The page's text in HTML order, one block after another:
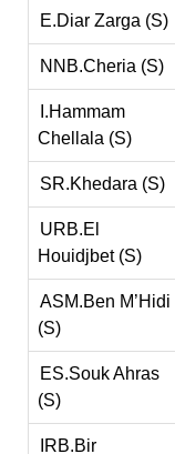
E.Diar Zarga (S)
NNB.Cheria (S)
I.Hammam
Chellala (S)
SR.Khedara (S)
URB.El
Houidjbet (S)
ASM.Ben M’Hidi
(S)
ES.Souk Ahras
(S)
IRB.Bir